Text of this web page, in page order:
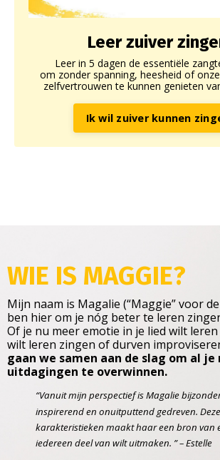
Leer zuiver
Leer in 5 dagen de essentiële
om zonder spanning, heesheid of
zelfvertrouwen te kunnen genieten
Ik wil zuiver kunnen
WIE IS MAGGIE?
Mijn naam is Magalie (“Maggie” voor
ben hier om je nóg beter te leren
Of je nu meer emotie in je lied wilt
wilt leren zingen of durven
gaan we samen aan de slag om al
uitdagingen te overwinnen.
“Vanuit mijn perspectief is Magalie
inspirerend en onuitputtend gedreven. Deze
karakteristieken maakt haar een bron van
iedereen deel van wilt uitmaken. ” – Estelle